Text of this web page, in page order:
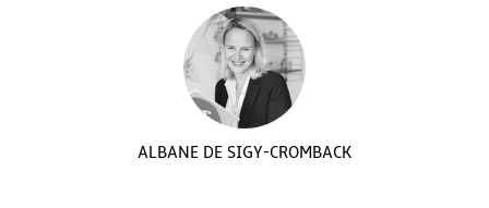
ALBANE DE SIGY-CROMBACK